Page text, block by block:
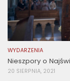
WYDARZENIA
Nieszpory o
20 SIERPNIA, 2021